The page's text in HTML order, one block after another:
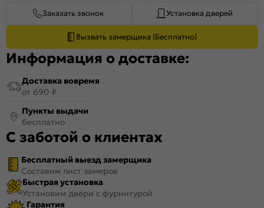
Заказать звонок Установка дверей
Вызвать замерщика (Бесплатно)
Информация о доставке:
Доставка вовремя
от 690 ₽
Пункты выдачи
бесплатно
С заботой о клиентах
Бесплатный выезд замерщика
Составим лист замеров
Быстрая установка
Установим двери с фурнитурой
Гарантия